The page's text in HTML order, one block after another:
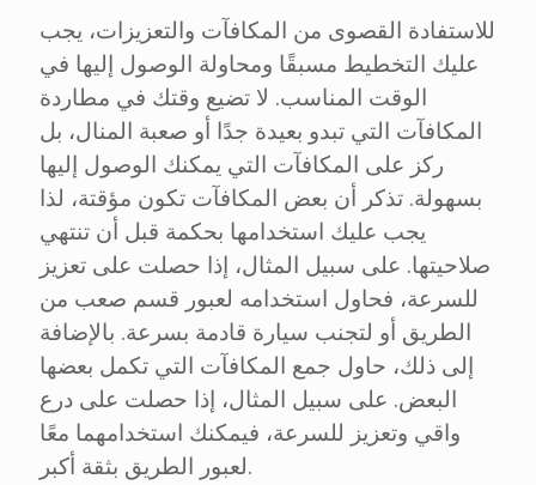
للاستفادة القصوى من المكافآت والتعزيزات، يجب
عليك التخطيط مسبقًا ومحاولة الوصول إليها في
الوقت المناسب. لا تضيع وقتك في مطاردة
المكافآت التي تبدو بعيدة جدًا أو صعبة المنال، بل
ركز على المكافآت التي يمكنك الوصول إليها
بسهولة. تذكر أن بعض المكافآت تكون مؤقتة، لذا
يجب عليك استخدامها بحكمة قبل أن تنتهي
صلاحيتها. على سبيل المثال، إذا حصلت على تعزيز
للسرعة، فحاول استخدامه لعبور قسم صعب من
الطريق أو لتجنب سيارة قادمة بسرعة. بالإضافة
إلى ذلك، حاول جمع المكافآت التي تكمل بعضها
البعض. على سبيل المثال، إذا حصلت على درع
واقي وتعزيز للسرعة، فيمكنك استخدامهما معًا
لعبور الطريق بثقة أكبر.